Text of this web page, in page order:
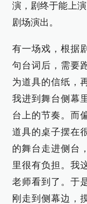
演，剧终于能上
剧场演出。
有一场戏，根据
句台词后，需要
为道具的信纸，
我进到舞台侧幕
台上的节奏。而
道具的桌子摆在
的舞台走进侧台
里很有负担。我
老师看到了。于
刚走到侧幕边，